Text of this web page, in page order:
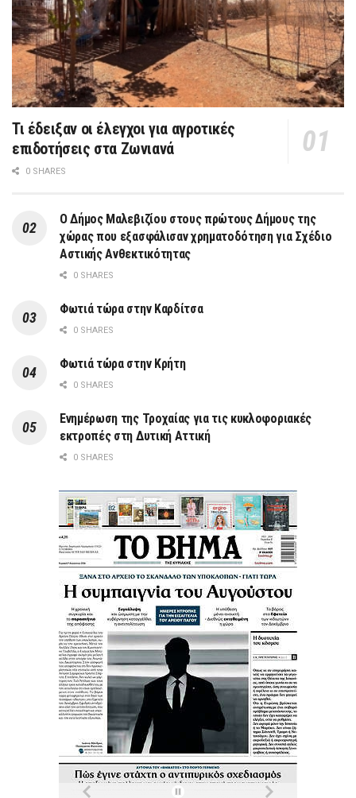
Τι έδειξαν οι έλεγχοι για αγροτικές
επιδοτήσεις στα Ζωνιανά
0 SHARES
Ο Δήμος Μαλεβιζίου στους πρώτους Δήμους της
χώρας που εξασφάλισαν χρηματοδότηση για Σχέδιο
Αστικής Ανθεκτικότητας
0 SHARES
Φωτιά τώρα στην Καρδίτσα
0 SHARES
Φωτιά τώρα στην Κρήτη
0 SHARES
Ενημέρωση της Τροχαίας για τις κυκλοφοριακές
εκτροπές στη Δυτική Αττική
0 SHARES